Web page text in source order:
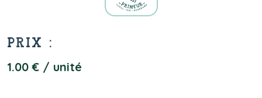
PRIX :
1.00 € / unité